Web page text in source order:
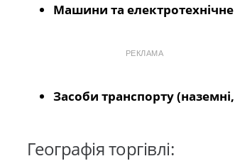
Машини та
РЕКЛАМА
Засоби транспорту (наземні,
Географія торгівлі: